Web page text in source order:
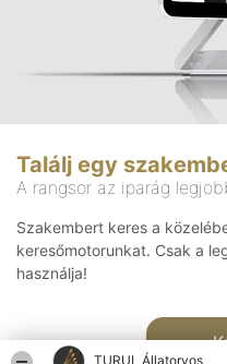
TURUL Állatorvos
Találj egy
A rangsor az iparág
Szakembert keres a
keresőmotorunkat. Csak a
használja!